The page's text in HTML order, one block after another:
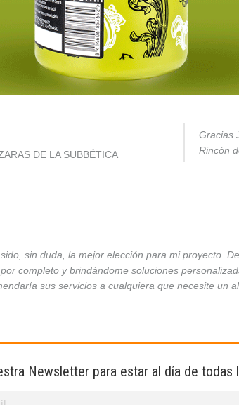
DE LA SUBBÉTICA
Gracias
Rincón
sin duda, la mejor elección para mi proyecto.
completo y brindándome soluciones
sus servicios a cualquiera que necesite un
Newsletter para estar al día de todas